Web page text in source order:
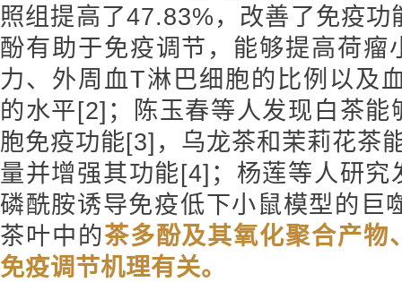
照组提高了47.83%，改善了免疫
酚有助于免疫调节，能够提高荷瘤
力、外周血T淋巴细胞的比例以及
的水平[2]；陈玉春等人发现白茶
胞免疫功能[3]，乌龙茶和茉莉花茶
量并增强其功能[4]；杨莲等人研
磷酰胺诱导免疫低下小鼠模型的巨
茶叶中的茶多酚及其氧化聚合产物
免疫调节机理有关。